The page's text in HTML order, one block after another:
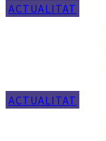
ACTUALITAT
ACTUALITAT